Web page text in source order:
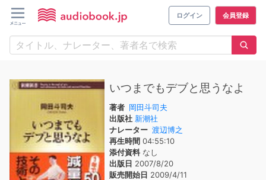
ログイン 会員登録
いつまでもデブと思うなよ
著者 岡田斗司夫
出版社 新潮社
ナレーター 渡辺博之
再生時間 04:55:10
添付資料なし
出版日 2007/8/20
販売開始日 2009/4/11